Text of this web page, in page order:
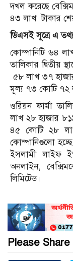
দখল করেছে
৪৩ লাখ টাকার
ডিএসই সূত্রে এ
কোম্পানিটি ৬৪
তালিকার দ্বিতীয়
৫৮ লাখ ৩৭
মূল্য ৭৩ কোটি ৭২
ওরিয়ন ফার্মা
লাখ ২৮ হাজার
৪৫ কোটি ২৮
কোম্পানিগুলো
ইসলামী লাইফ
অনলাইন,
লিমিটেড।
Please